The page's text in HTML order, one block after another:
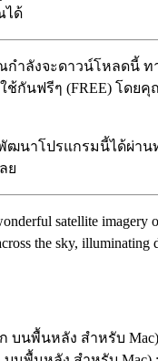
ได้
กำลังจะดาวน์โหลดนี้
ช้กันฟรีๆ (FREE) โดย
าโปรแกรมนี้ได้ผ่านท
ย
satellite imagery
the sky,